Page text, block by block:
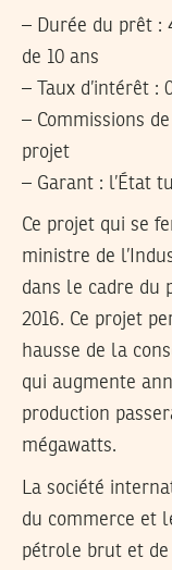
– Durée du prêt :
de 10 ans
– Taux d’intérêt :
– Commissions
projet
– Garant : l’État
Ce projet qui se
ministre de
dans le cadre du
2016. Ce projet
hausse de la
qui augmente
production
mégawatts.
La société
du commerce et
pétrole brut et